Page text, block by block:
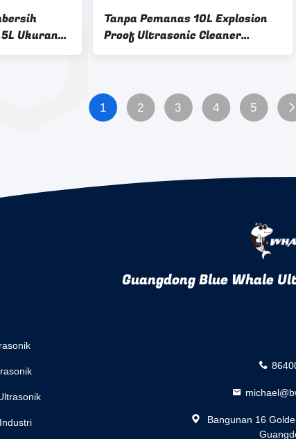
Ukuran
Tanpa Pemanas 10L Explosion
Proof Ultrasonic Cleaner
Frekuensi 28K
1 2 3 4 5
Guangdong Blue Whale
Bangunan 16